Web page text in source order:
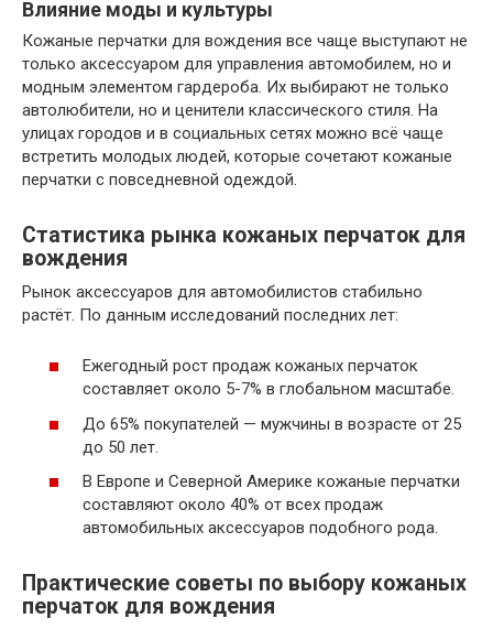
Влияние моды и культуры
Кожаные перчатки для вождения все чаще выступают не
только аксессуаром для управления автомобилем, но и
модным элементом гардероба. Их выбирают не только
автолюбители, но и ценители классического стиля. На
улицах городов и в социальных сетях можно всё чаще
встретить молодых людей, которые сочетают кожаные
перчатки с повседневной одеждой.
Статистика рынка кожаных перчаток для
вождения
Рынок аксессуаров для автомобилистов стабильно
растёт. По данным исследований последних лет:
Ежегодный рост продаж кожаных перчаток
составляет около 5-7% в глобальном масштабе.
До 65% покупателей — мужчины в возрасте от 25
до 50 лет.
В Европе и Северной Америке кожаные перчатки
составляют около 40% от всех продаж
автомобильных аксессуаров подобного рода.
Практические советы по выбору кожаных
перчаток для вождения